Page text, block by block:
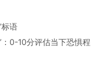
标语
：0-10分评估当下恐惧程